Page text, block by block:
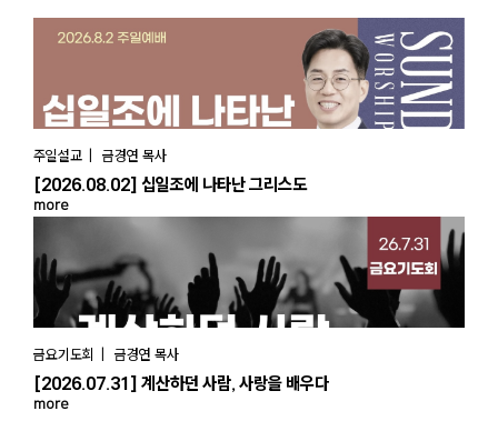
주일설교 | 금경연 목사
[2026.08.02] 십일조에 나타난 그리스도
more
금요기도회 | 금경연 목사
[2026.07.31] 계산하던 사람, 사랑을 배우다
more